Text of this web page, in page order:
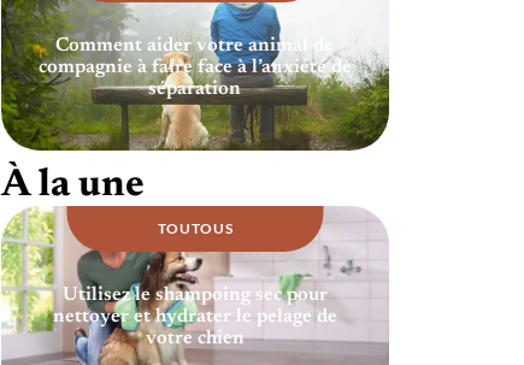
Comment aider votre animal de
compagnie à faire face à l’anxiété de
séparation
À la une
TOUTOUS
Utilisez le shampoing sec pour
nettoyer et hydrater le pelage de
votre chien